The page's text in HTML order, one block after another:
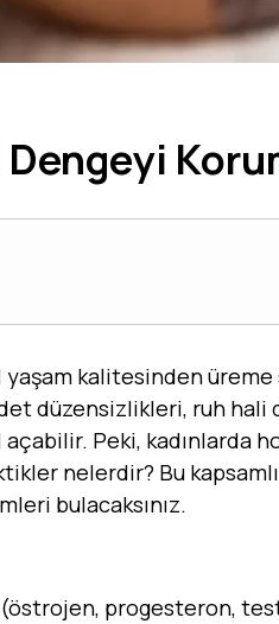
Dengeyi
kalitesinden üreme
düzensizlikleri, ruh hali
Peki, kadınlarda
nelerdir? Bu
bulacaksınız.
(östrojen, progesteron,